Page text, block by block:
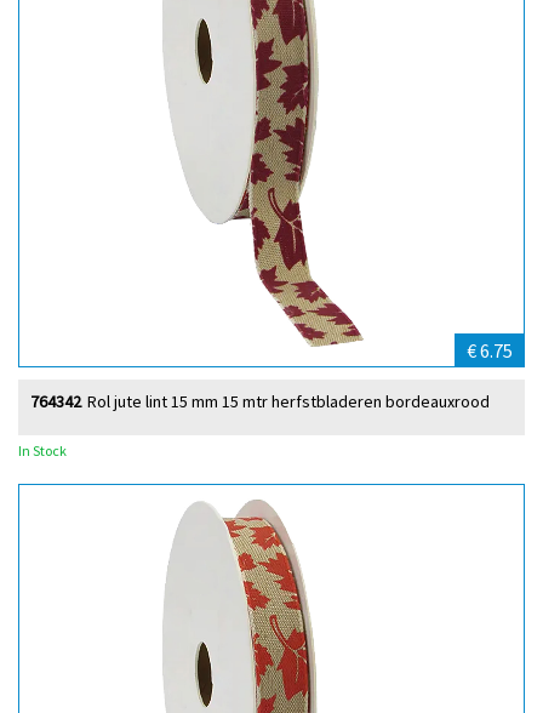
€ 6.75
Rol jute lint 15 mm 15 mtr herfstbladeren bordeauxrood
764342
In Stock